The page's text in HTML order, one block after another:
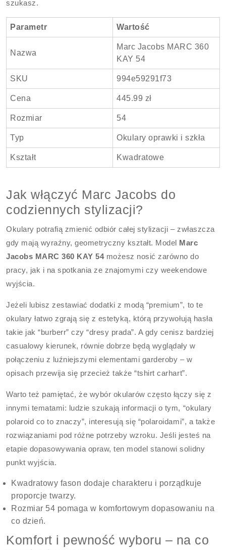
szukasz.
Parametr Wartość
Nazwa
Marc Jacobs MARC 360
KAY 54
SKU 994e59291f73
Cena 445.99 zł
Rozmiar 54
Typ Okulary oprawki i szkła
Kształt Kwadratowe
Jak włączyć Marc Jacobs do
codziennych stylizacji?
Okulary potrafią zmienić odbiór całej stylizacji – zwłaszcza
gdy mają wyraźny, geometryczny kształt. Model Marc
Jacobs MARC 360 KAY 54możesz nosić zarówno do
pracy, jak i na spotkania ze znajomymi czy weekendowe
wyjścia.
Jeżeli lubisz zestawiać dodatki z modą “premium”, to te
okulary łatwo zgrają się z estetyką, którą przywołują hasła
takie jak “burberr” czy “dresy prada”. A gdy cenisz bardziej
casualowy kierunek, równie dobrze będą wyglądały w
połączeniu z luźniejszymi elementami garderoby – w
opisach przewija się przecież także “tshirt carhart”.
Warto też pamiętać, że wybór okularów często łączy się z
innymi tematami: ludzie szukają informacji o tym, “okulary
polaroid co to znaczy”, interesują się “polaroidami”, a także
rozwiązaniami pod różne potrzeby wzroku. Jeśli jesteś na
etapie dopasowywania opraw, ten model stanowi solidny
punkt wyjścia.
Kwadratowy fason dodaje charakteru i porządkuje
proporcje twarzy.
Rozmiar 54 pomaga w komfortowym dopasowaniu na
co dzień.
Komfort i pewność wyboru – na co